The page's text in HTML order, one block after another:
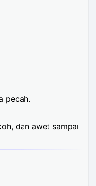
pecah.
dan awet sampai